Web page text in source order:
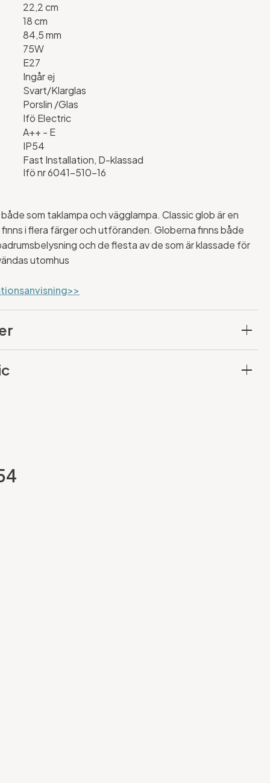
22,2 cm
18 cm
84,5 mm
75W
E27
Ingår ej
Svart/Klarglas
Porslin /Glas
Ifö Electric
A++ - E
IP54
Fast Installation, D-klassad
Ifö nr 6041-510-16
som taklampa och vägglampa. Classic glob är en
i flera färger och utföranden. Globerna finns både
och de flesta av de som är klassade för
utomhus